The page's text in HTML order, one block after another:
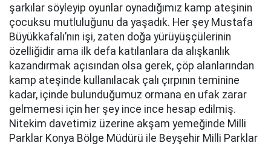
şarkılar söyleyip oyunlar oynadığımız kamp ateşinin
çocuksu mutluluğunu da yaşadık. Her şey Mustafa
Büyükkafalı’nın işi, zaten doğa yürüyüşçülerinin
özelliğidir ama ilk defa katılanlara da alışkanlık
kazandırmak açısından olsa gerek, çöp alanlarından
kamp ateşinde kullanılacak çalı çırpının teminine
kadar, içinde bulunduğumuz ormana en ufak zarar
gelmemesi için her şey ince ince hesap edilmiş.
Nitekim davetimiz üzerine akşam yemeğinde Milli
Parklar Konya Bölge Müdürü ile Beyşehir Milli Parklar